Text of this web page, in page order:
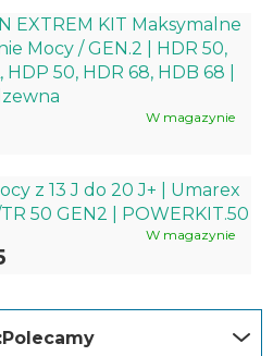
EXTREM KIT Maksymalne
Mocy / GEN.2 | HDR 50,
HDP 50, HDR 68, HDB 68 |
W magazynie
z 13 J do 20 J+ | Umarex
50 GEN2 | POWERKIT.50
W magazynie
Polecamy